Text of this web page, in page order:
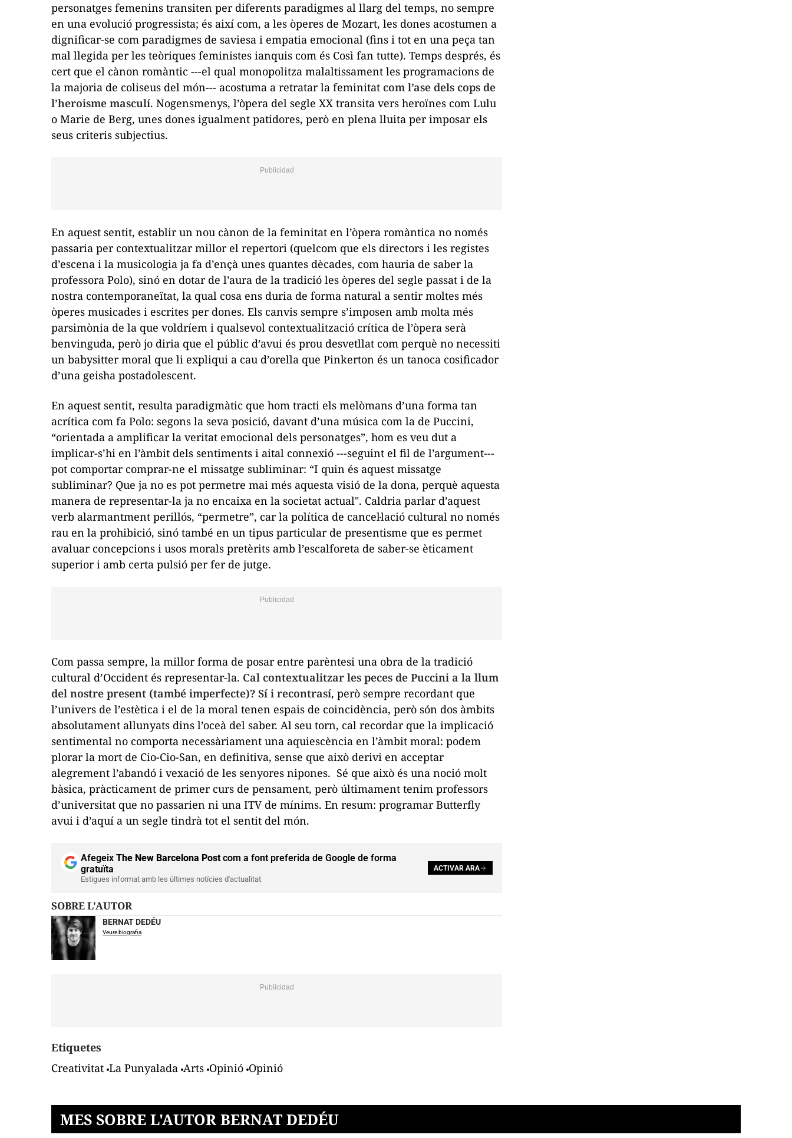
personatges femenins transiten per diferents paradigmes al llarg del temps, no sempre
en una evolució progressista; és així com, a les òperes de Mozart, les dones acostumen a
dignificar-se com paradigmes de saviesa i empatia emocional (fins i tot en una peça tan
mal llegida per les teòriques feministes ianquis com és Così fan tutte). Temps després, és
cert que el cànon romàntic ---el qual monopolitza malaltissament les programacions de
la majoria de coliseus del món--- acostuma a retratar la feminitat com l’ase dels cops de
l’heroisme masculí. Nogensmenys, l’òpera del segle XX transita vers heroïnes com Lulu
o Marie de Berg, unes dones igualment patidores, però en plena lluita per imposar els
seus criteris subjectius.
En aquest sentit, establir un nou cànon de la feminitat en l’òpera romàntica no només
passaria per contextualitzar millor el repertori (quelcom que els directors i les registes
d’escena i la musicologia ja fa d’ençà unes quantes dècades, com hauria de saber la
professora Polo), sinó en dotar de l’aura de la tradició les òperes del segle passat i de la
nostra contemporaneïtat, la qual cosa ens duria de forma natural a sentir moltes més
òperes musicades i escrites per dones. Els canvis sempre s’imposen amb molta més
parsimònia de la que voldríem i qualsevol contextualització crítica de l’òpera serà
benvinguda, però jo diria que el públic d’avui és prou desvetllat com perquè no necessiti
un babysittermoral que li expliqui a cau d’orella que Pinkerton és un tanoca cosificador
d’una geisha postadolescent.
En aquest sentit, resulta paradigmàtic que hom tracti els melòmans d’una forma tan
acrítica com fa Polo: segons la seva posició, davant d’una música com la de Puccini,
“orientada a amplificar la veritat emocional dels personatges”, hom es veu dut a
implicar-s’hi en l’àmbit dels sentiments i aital connexió ---seguint el fil de l’argument---
pot comportar comprar-ne el missatge subliminar: “I quin és aquest missatge
subliminar? Que ja no es pot permetre mai més aquesta visió de la dona, perquè aquesta
manera de representar-la ja no encaixa en la societat actual". Caldria parlar d’aquest
verb alarmantment perillós, “permetre”, car la política de cancel·lació cultural no només
rau en la prohibició, sinó també en un tipus particular de presentisme que es permet
avaluar concepcions i usos morals pretèrits amb l’escalforeta de saber-se èticament
superior i amb certa pulsió per fer de jutge.
Com passa sempre, la millor forma de posar entre parèntesi una obra de la tradició
cultural d’Occident és representar-la. Cal contextualitzar les peces de Puccini a la llum
del nostre present (també imperfecte)? Sí i recontrasí, però sempre recordant que
l’univers de l’estètica i el de la moral tenen espais de coincidència, però són dos àmbits
absolutament allunyats dins l’oceà del saber. Al seu torn, cal recordar que la implicació
sentimental no comporta necessàriament una aquiescència en l’àmbit moral: podem
plorar la mort de Cio-Cio-San, en definitiva, sense que això derivi en acceptar
alegrement l’abandó i vexació de les senyores nipones. Sé que això és una noció molt
bàsica, pràcticament de primer curs de pensament, però últimament tenim professors
d’universitat que no passarien ni una ITV de mínims. En resum: programar Butterfly
avui i d’aquí a un segle tindrà tot el sentit del món.
Afegeix The New Barcelona Postcom a font preferida de Google de forma
gratuïta
Estigues informat amb les últimes notícies d'actualitat
ACTIVAR ARA
SOBRE L'AUTOR
BERNAT DEDÉU
Veure biografia
Etiquetes
Creativitat La Punyalada Arts Opinió Opinió
MES SOBRE L'AUTOR BERNAT DEDÉU